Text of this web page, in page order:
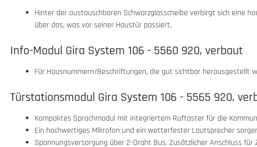
Hinter der austauschbaren Schwarzglasscheibe verbirgt sich eine
über das, was vor seiner Haustür passiert.
Info-Modul Gira System 106 - 5560 920, verbaut
Für Hausnummern/Beschriftungen, die gut sichtbar herausgestellt
Türstationsmodul Gira System 106 - 5565 920,
Kompaktes Sprachmodul mit integriertem Ruftaster für die
Ein hochwertiges Mikrofon und ein wetterfester Lautsprecher
Spannungsversorgung über 2-Draht Bus. Zusätzlicher Anschluss für